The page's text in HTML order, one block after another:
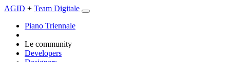
AGID + Team Digitale
Piano Triennale
Le community
Developers